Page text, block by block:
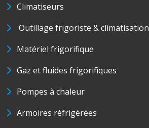
Climatiseurs
Outillage frigoriste & climatisation
Matériel frigorifique
Gaz et fluides frigorifiques
Pompes à chaleur
Armoires réfrigérées